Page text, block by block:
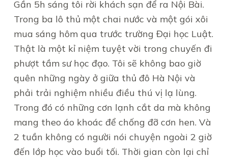
Gần 5h sáng tôi rời khách sạn để ra Nội Bài.
Trong ba lô thủ một chai nước và một gói xôi
mua sáng hôm qua trước trường Đại học Luật.
Thật là một kỉ niệm tuyệt vời trong chuyến đi
phượt tầm sư học đạo. Tôi sẽ không bao giờ
quên những ngày ở giữa thủ đô Hà Nội và
phải trải nghiệm nhiều điều thú vị lạ lùng.
Trong đó có những cơn lạnh cắt da mà không
mang theo áo khoác để chống đỡ cơn hen. Và
2 tuần không có người nói chuyện ngoài 2 giờ
đến lớp học vào buổi tối. Thời gian còn lại chỉ